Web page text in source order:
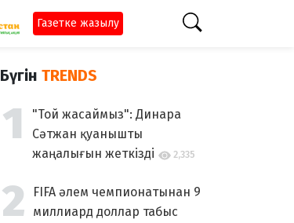
Газетке жазылу
Бүгін TRENDS
"Той жасаймыз": Динара
Сәтжан қуанышты
жаңалығын жеткізді
2,335
FIFA әлем чемпионатынан 9
миллиард доллар табыс